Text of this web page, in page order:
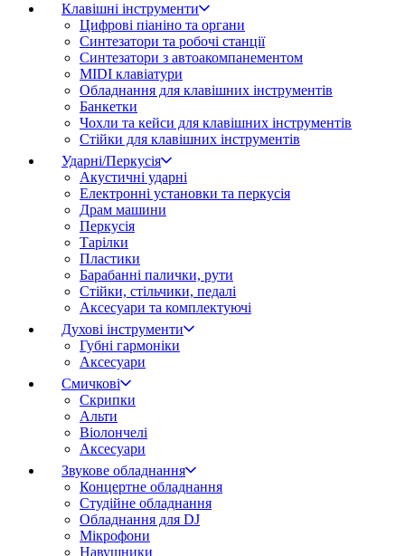
Клавішні інструменти
Цифрові піаніно та органи
Синтезатори та робочі станції
Синтезатори з автоакомпанементом
MIDI клавіатури
Обладнання для клавішних інструментів
Банкетки
Чохли та кейси для клавішних інструментів
Стійки для клавішних інструментів
Ударні/Перкусія
Акустичні ударні
Електронні установки та перкусія
Драм машини
Перкусія
Тарілки
Пластики
Барабанні палички, рути
Стійки, стільчики, педалі
Аксесуари та комплектуючі
Духові інструменти
Губні гармоніки
Аксесуари
Смичкові
Скрипки
Альти
Віолончелі
Аксесуари
Звукове обладнання
Концертне обладнання
Студійне обладнання
Обладнання для DJ
Мікрофони
Навушники